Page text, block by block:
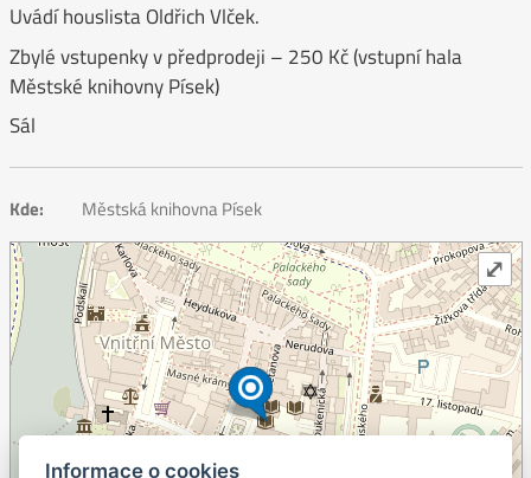
Uvádí houslista Oldřich Vlček.
Zbylé vstupenky v předprodeji – 250 Kč (vstupní hala
Městské knihovny Písek)
Sál
Kde: Městská knihovna Písek
⤢
Informace o cookies